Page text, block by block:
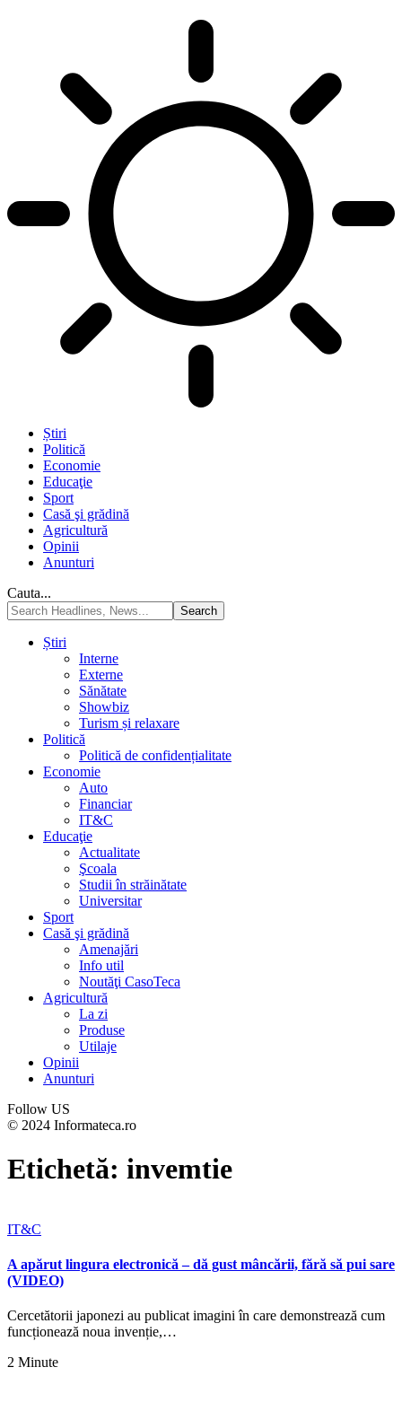
Știri
Politică
Economie
Educaţie
Sport
Casă şi grădină
Agricultură
Opinii
Anunturi
Cauta...
Știri
Interne
Externe
Sănătate
Showbiz
Turism și relaxare
Politică
Politică de confidențialitate
Economie
Auto
Financiar
IT&C
Educaţie
Actualitate
Şcoala
Studii în străinătate
Universitar
Sport
Casă şi grădină
Amenajări
Info util
Noutăţi CasoTeca
Agricultură
La zi
Produse
Utilaje
Opinii
Anunturi
Follow US
© 2024 Informateca.ro
Etichetă: invemtie
IT&C
A apărut lingura electronică – dă gust mâncării, fără să pui sare
(VIDEO)
Cercetătorii japonezi au publicat imagini în care demonstrează cum
funcționează noua invenție,…
2 Minute